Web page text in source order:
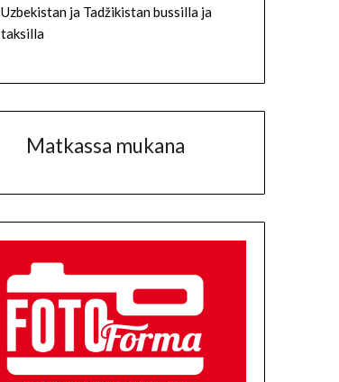
Uzbekistan ja Tadžikistan bussilla ja
taksilla
Matkassa mukana